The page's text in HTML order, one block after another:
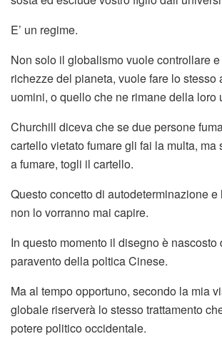
E’ un regime.
Non solo il globalismo vuole controllare
richezze del pianeta, vuole fare lo stesso
uomini, o quello che ne rimane della loro
Churchill diceva che se due persone
cartello vietato fumare gli fai la multa, ma
a fumare, togli il cartello.
Questo concetto di autodeterminazione
non lo vorranno mai capire.
In questo momento il disegno è nascosto
paravento della poltica Cinese.
Ma al tempo opportuno, secondo la mia
globale riserverà lo stesso trattamento
potere politico occidentale.